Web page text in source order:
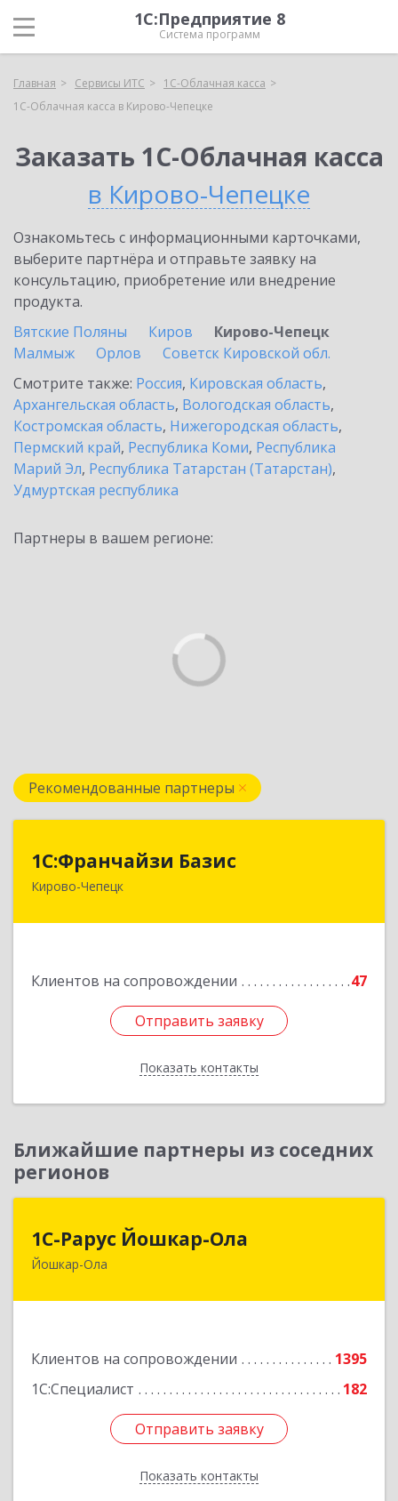
1С:Предприятие 8
Система программ
Главная Сервисы ИТС
1С-Облачная касса
1С-Облачная касса в Кирово-Чепецке
Заказать 1С-Облачная касса
в Кирово-Чепецке
Ознакомьтесь с информационными карточками,
выберите партнёра и отправьте заявку на
консультацию, приобретение или внедрение
продукта.
Вятские Поляны
Киров
Кирово-Чепецк
Малмыж
Орлов
Советск Кировской обл.
Смотрите также: Россия, Кировская область,
Архангельская область, Вологодская область,
Костромская область, Нижегородская область,
Пермский край, Республика Коми, Республика
Марий Эл, Республика Татарстан (Татарстан),
Удмуртская республика
Партнеры в вашем регионе:
Рекомендованные партнеры
1С:Франчайзи Базис
Кирово-Чепецк
Клиентов на сопровождении 47
Отправить заявку
Показать контакты
613044, Кировская обл, город Кирово-Чепецк
Подробнее
Отправить заявку
Назад
Ближайшие партнеры из соседних
регионов
1С-Рарус Йошкар-Ола
Йошкар-Ола
Клиентов на сопровождении
1395
1С:Специалист
182
Отправить заявку
Показать контакты
424004, Марий Эл Респ, Йошкар-Ола г, Волкова
Отправить заявку
Назад